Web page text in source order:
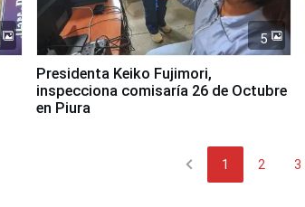
5
Presidenta Keiko Fujimori,
inspecciona comisaría 26 de Octubre
en Piura
chevron_left 1 2 3